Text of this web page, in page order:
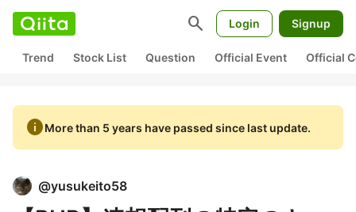
search Login Signup
Trend Stock List Question Official Event Official
infoMore than 5 years have passed since last update.
@yusukeito58